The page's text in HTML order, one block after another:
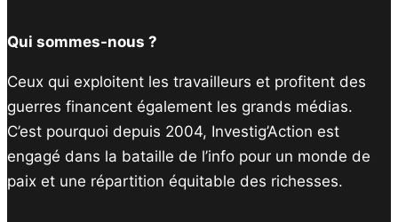
Qui sommes-nous ?
Ceux qui exploitent les travailleurs et profitent des
guerres financent également les grands médias.
C’est pourquoi depuis 2004, Investig’Action est
engagé dans la bataille de l’info pour un monde de
paix et une répartition équitable des richesses.